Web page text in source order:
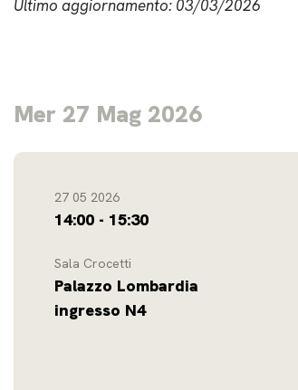
Ultimo aggiornamento: 03/03/2026
Mer 27 Mag 2026
27 05 2026
14:00 - 15:30
Sala Crocetti
Palazzo Lombardia
ingresso N4